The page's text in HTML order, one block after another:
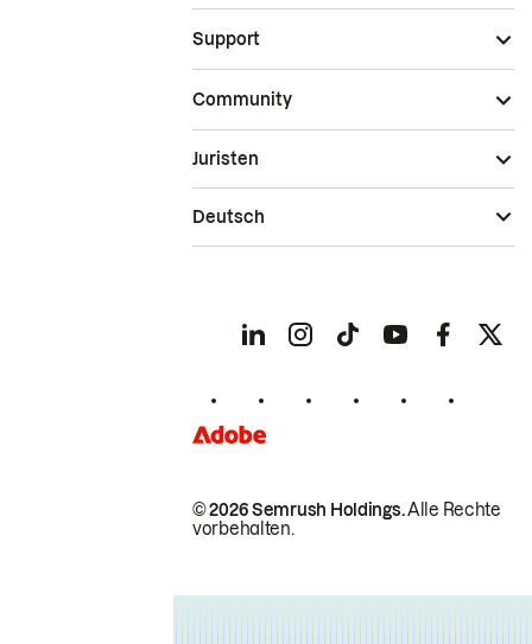
Support
Community
© 2026 Semrush Holdings.Alle Rechte
vorbehalten.
Juristen
Deutsch